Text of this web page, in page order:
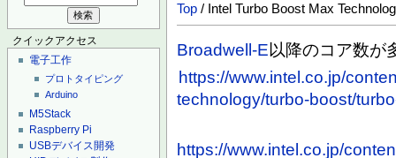
クイックアクセス
電子工作
プロトタイピング
Arduino
M5Stack
Raspberry Pi
USBデバイス開発
Top / Intel Turbo Boost Max
Broadwell-E以降のコア数が
https://www.intel.co.jp/
technology/turbo-boost/
https://www.intel.co.jp/